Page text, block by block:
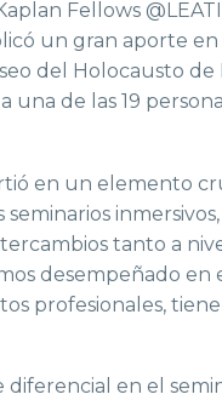
Fellows
un gran aporte
del Holocausto de
de las 19
en un elemento
tanto a
desempeñado
profesionales,
en el